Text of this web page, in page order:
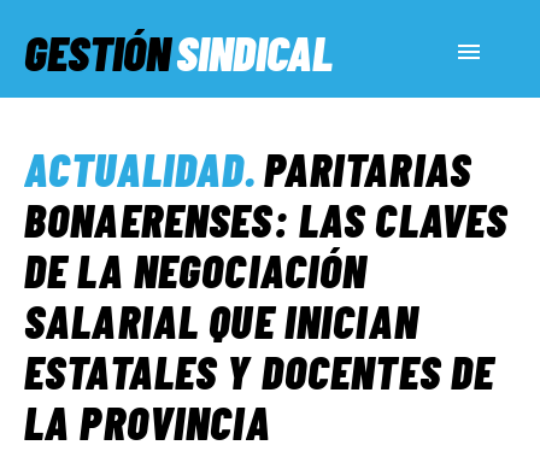
GESTIÓNSINDICAL
SERVICIOS SOCIALES
INFORMES ESPECIALES
FUERA DE MEGÁFONO
ACTUALIDAD.PARITARIAS
BONAERENSES: LAS CLAVES
DE LA NEGOCIACIÓN
SALARIAL QUE INICIAN
ESTATALES Y DOCENTES DE
LA PROVINCIA